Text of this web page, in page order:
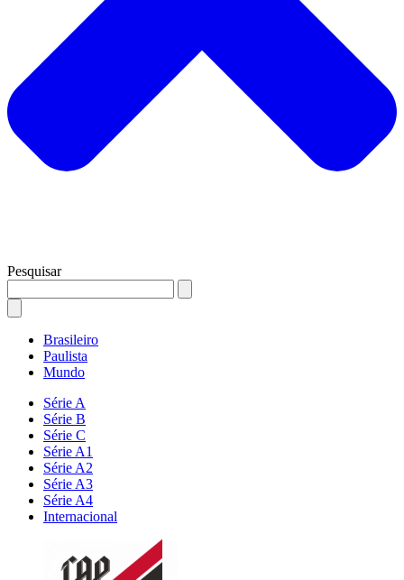
Pesquisar
Brasileiro
Paulista
Mundo
Série A
Série B
Série C
Série A1
Série A2
Série A3
Série A4
Internacional